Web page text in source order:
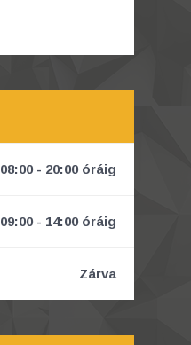
08:00 - 20:00 óráig
09:00 - 14:00 óráig
Zárva